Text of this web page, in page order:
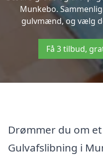
Munkebo.
gulvmænd, og vælg
Få 3 tilbud,
Drømmer du om
Gulvafslibning i